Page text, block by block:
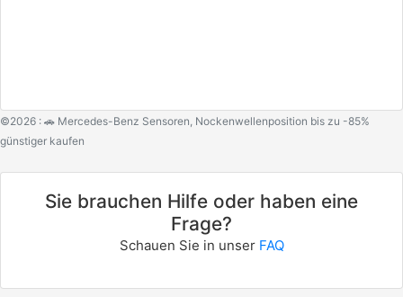
©2026 : 🚗 Mercedes-Benz Sensoren, Nockenwellenposition bis zu -85%
günstiger kaufen
Sie brauchen Hilfe oder haben eine
Frage?
Schauen Sie in unser FAQ